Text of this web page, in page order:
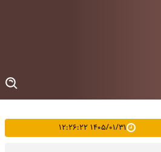
۱۴۰۵/۰۱/۳۱ ۱۲:۲۶:۲۲